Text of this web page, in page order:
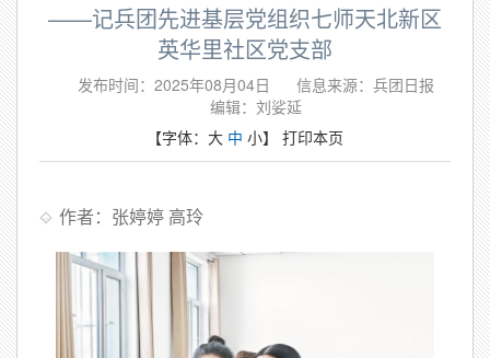
——记兵团先进基层党组织七师天北新区
英华里社区党支部
发布时间：2025年08月04日
信息来源：兵团日报
编辑：刘娑延
【字体： 大 中 小】 打印本页
作者：张婷婷 高玲